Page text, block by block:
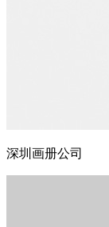
深圳画册公司